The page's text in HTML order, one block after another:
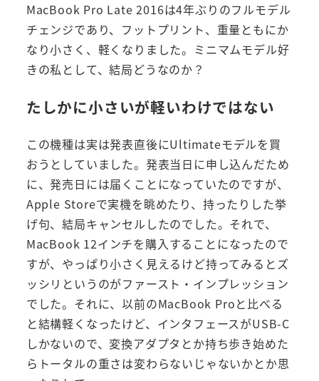
MacBook Pro Late 2016は4年ぶりのフルモデル
チェンジであり、フットプリント、重量ともにか
なり小さく、軽くなりました。ミニマムモデル好
きの私として、結局どうなのか？
たしかに小さいが軽いわけではない
この機種は実は発表直後にUltimateモデルを買
おうとしていました。発表当日に申し込んだため
に、発売日には届くことになっていたのですが、
Apple Storeで実機を眺めたり、持ったりした挙
げ句、結局キャンセルしたのでした。それで、
MacBook 12インチを購入することになったので
すが、やっぱり小さく見えるけど持ってみるとズ
ッシリというのがファースト・インプレッション
でした。それに、以前のMacBook Proと比べる
と結構軽くなったけど、インタフェースがUSB-C
しかないので、変換アダプタとか持ち歩き始めた
らトータルの重さは変わらないじゃないかとか思